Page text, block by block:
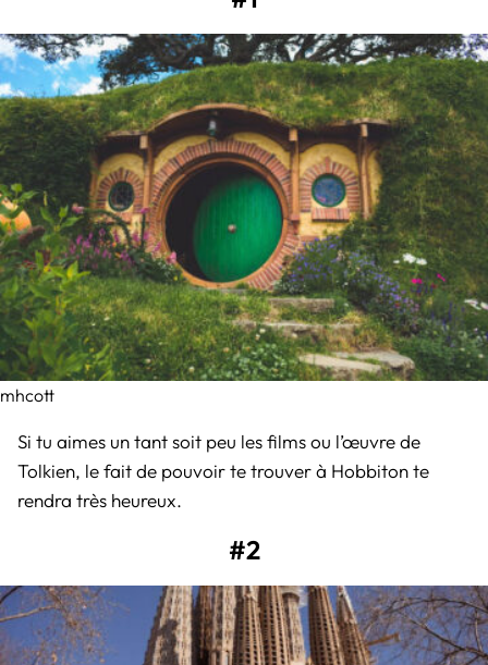
mhcott
Si tu aimes un tant soit peu les films ou l’œuvre de
Tolkien, le fait de pouvoir te trouver à Hobbiton te
rendra très heureux.
#2